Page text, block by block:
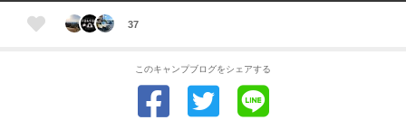
37
このキャンプブログをシェアする